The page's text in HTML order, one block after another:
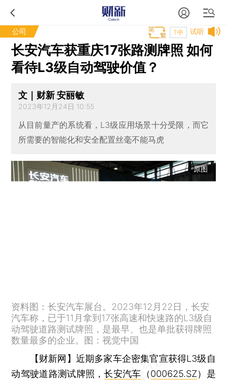
公司 试听
T中
长安汽车获重庆17张路测牌照 如何
看待L3级自动驾驶价值？
文｜财新 安丽敏
2023年12月24日 10:55
从目前量产的系统看，L3级应用场景十分受限，而它
所需要的智能化和安全配置丝毫不能马虎
原图
资料图：长安汽车展台。2023年12月22日，长安
汽车称，已于11月拿到17张高速和快速路的L3级自
动驾驶道路测试牌照，是最早、也是单批获得牌照
数量最多的企业。图：视觉中国
【财新网】 近期多家车企密集官宣获得L3级自
动驾驶道路测试牌照，长安汽车 （000625.SZ）是